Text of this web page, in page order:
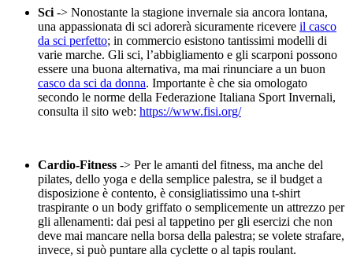
Sci -> Nonostante la stagione invernale sia ancora lontana,
una appassionata di sci adorerà sicuramente ricevere il casco
da sci perfetto; in commercio esistono tantissimi modelli di
varie marche. Gli sci, l’abbigliamento e gli scarponi possono
essere una buona alternativa, ma mai rinunciare a un buon
casco da sci da donna. Importante è che sia omologato
secondo le norme della Federazione Italiana Sport Invernali,
consulta il sito web: https://www.fisi.org/
Cardio-Fitness -> Per le amanti del fitness, ma anche del
pilates, dello yoga e della semplice palestra, se il budget a
disposizione è contento, è consigliatissimo una t-shirt
traspirante o un body griffato o semplicemente un attrezzo per
gli allenamenti: dai pesi al tappetino per gli esercizi che non
deve mai mancare nella borsa della palestra; se volete strafare,
invece, si può puntare alla cyclette o al tapis roulant.